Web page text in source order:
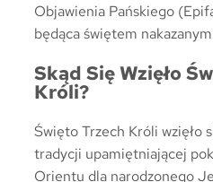
Objawienia Pańskiego
będąca świętem
Skąd Się Wzięło
Króli?
Święto Trzech Króli wzięło
tradycji upamiętniającej
Orientu dla narodzonego